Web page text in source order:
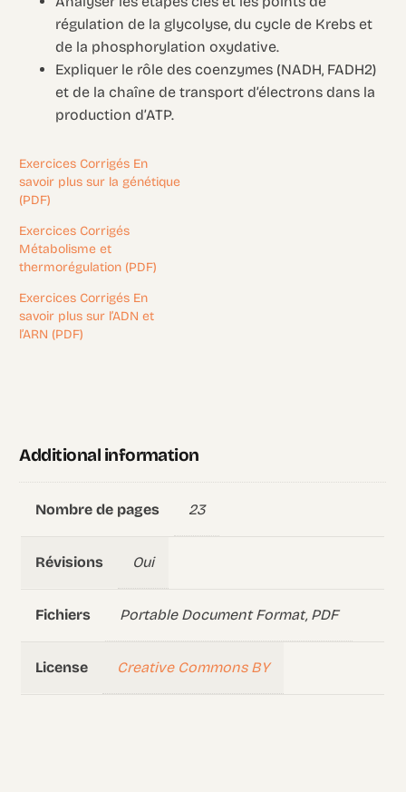
régulation de la glycolyse, du cycle de Krebs et
de la phosphorylation oxydative.
Expliquer le rôle des coenzymes (NADH, FADH2)
et de la chaîne de transport d’électrons dans la
production d’ATP.
Exercices Corrigés En
savoir plus sur la génétique
(PDF)
Exercices Corrigés
Métabolisme et
thermorégulation (PDF)
Exercices Corrigés En
savoir plus sur l’ADN et
l’ARN (PDF)
Additional information
Nombre de pages 23
Révisions Oui
Fichiers Portable Document Format, PDF
License Creative Commons BY